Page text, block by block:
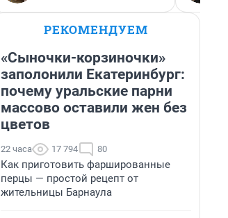
РЕКОМЕНДУЕМ
«Сыночки-корзиночки»
заполонили Екатеринбург:
почему уральские парни
массово оставили жен без
цветов
22 часа 17 794 80
Как приготовить фаршированные
перцы — простой рецепт от
жительницы Барнаула